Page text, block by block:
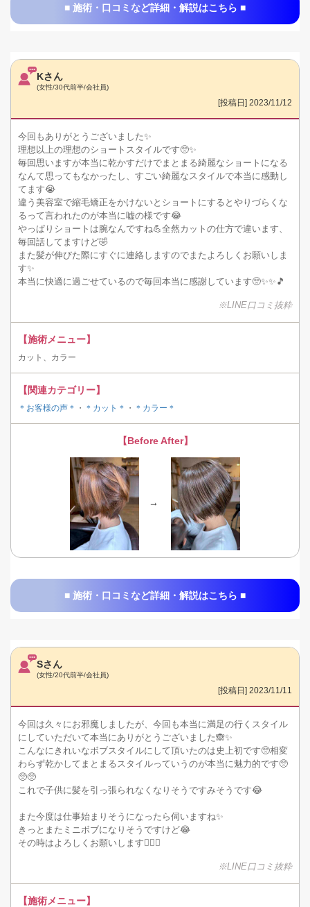
■ 施術・口コミなど詳細・解説はこちら ■
Kさん
(女性/30代前半/会社員)
[投稿日] 2023/11/12
今回もありがとうございました✨
理想以上の理想のショートスタイルです🥺✨
毎回思いますが本当に乾かすだけでまとまる綺麗なショートになる
なんて思ってもなかったし、すごい綺麗なスタイルで本当に感動し
てます😭
違う美容室で縮毛矯正をかけないとショートにするとやりづらくな
るって言われたのが本当に嘘の様です😂
やっぱりショートは腕なんですね💪全然カットの仕方で違います、
毎回話してますけど🤣
また髪が伸びた際にすぐに連絡しますのでまたよろしくお願いしま
す✨
本当に快適に過ごせているので毎回本当に感謝しています🥺✨✨🎵
※LINE口コミ抜粋
【施術メニュー】
カット、カラー
【関連カテゴリー】
＊お客様の声＊ ・ ＊カット＊ ・ ＊カラー＊
【Before After】
→
■ 施術・口コミなど詳細・解説はこちら ■
Sさん
(女性/20代前半/会社員)
[投稿日] 2023/11/11
今回は久々にお邪魔しましたが、今回も本当に満足の行くスタイル
にしていただいて本当にありがとうございました🙈✨
こんなにきれいなボブスタイルにして頂いたのは史上初です🥺相変
わらず乾かしてまとまるスタイルっていうのが本当に魅力的です🥺
🥺🥺
これで子供に髪を引っ張られなくなりそうですみそうです😂
また今度は仕事始まりそうになったら伺いますね✨
きっとまたミニボブになりそうですけど😂
その時はよろしくお願いします🙇‍♀️✨
※LINE口コミ抜粋
【施術メニュー】